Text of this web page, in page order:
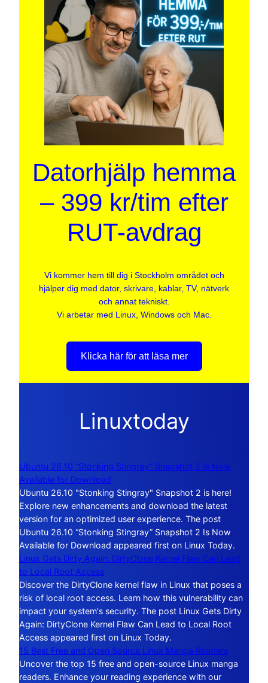
Datorhjälp hemma
– 399 kr/tim efter
RUT-avdrag
Vi kommer hem till dig i Stockholm området och
hjälper dig med dator, skrivare, kablar, TV, nätverk
och annat tekniskt.
Vi arbetar med Linux, Windows och Mac.
Klicka här för att läsa mer
Linuxtoday
Ubuntu 26.10 “Stonking Stingray” Snapshot 2 Is Now
Available for Download
Ubuntu 26.10 "Stonking Stingray" Snapshot 2 is here!
Explore new enhancements and download the latest
version for an optimized user experience. The post
Ubuntu 26.10 “Stonking Stingray” Snapshot 2 Is Now
Available for Download appeared first on Linux Today.
Linux Gets Dirty Again: DirtyClone Kernel Flaw Can Lead
to Local Root Access
Discover the DirtyClone kernel flaw in Linux that poses a
risk of local root access. Learn how this vulnerability can
impact your system's security. The post Linux Gets Dirty
Again: DirtyClone Kernel Flaw Can Lead to Local Root
Access appeared first on Linux Today.
15 Best Free and Open Source Linux Manga Readers
Uncover the top 15 free and open-source Linux manga
readers. Enhance your reading experience with our